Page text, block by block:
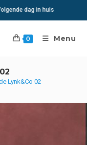
dag in huis
0 Menu
Lynk&Co 02